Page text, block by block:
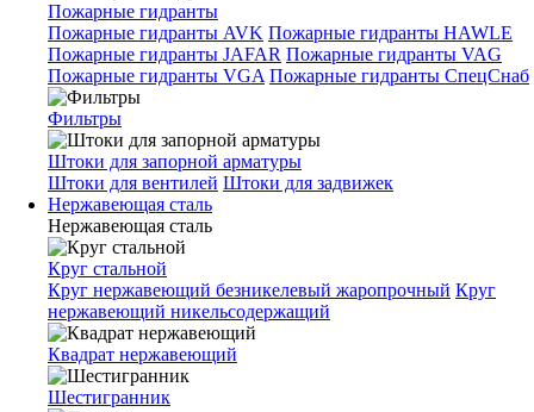
Пожарные гидранты
Пожарные гидранты AVK Пожарные гидранты HAWLE
Пожарные гидранты JAFAR Пожарные гидранты VAG
Пожарные гидранты VGA Пожарные гидранты СпецСнаб
Фильтры
Штоки для запорной арматуры
Штоки для вентилей Штоки для задвижек
Нержавеющая сталь
Нержавеющая сталь
Круг стальной
Круг нержавеющий безникелевый жаропрочный Круг
нержавеющий никельсодержащий
Квадрат нержавеющий
Шестигранник